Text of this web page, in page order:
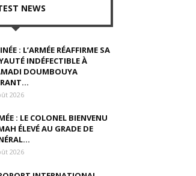
NEWS
: L’ARMÉE RÉAFFIRME SA
INDÉFECTIBLE À
DOUMBOUYA
2026
: LE COLONEL BIENVENU
ÉLEVÉ AU GRADE DE
2026